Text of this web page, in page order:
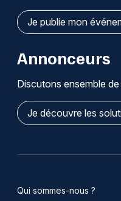
Je publie mon
Annonceurs
Discutons ensemble
Je découvre les
Qui sommes-nous ?